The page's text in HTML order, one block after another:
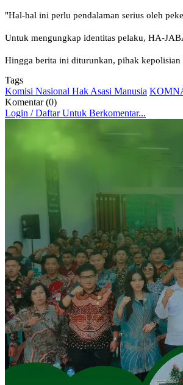
"Hal-hal ini perlu pendalaman serius oleh
Untuk mengungkap identitas pelaku, HA-
Hingga berita ini diturunkan, pihak kepolisian
Tags
Komisi Nasional Hak Asasi Manusia
Komentar (0)
Login / Daftar Untuk Berkomentar...